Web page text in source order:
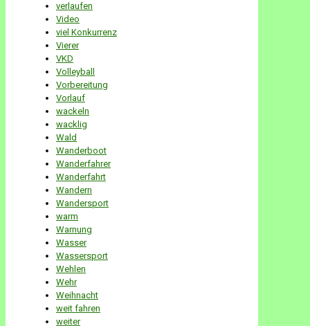
verlaufen
Video
viel Konkurrenz
Vierer
VKD
Volleyball
Vorbereitung
Vorlauf
wackeln
wacklig
Wald
Wanderboot
Wanderfahrer
Wanderfahrt
Wandern
Wandersport
warm
Warnung
Wasser
Wassersport
Wehlen
Wehr
Weihnacht
weit fahren
weiter